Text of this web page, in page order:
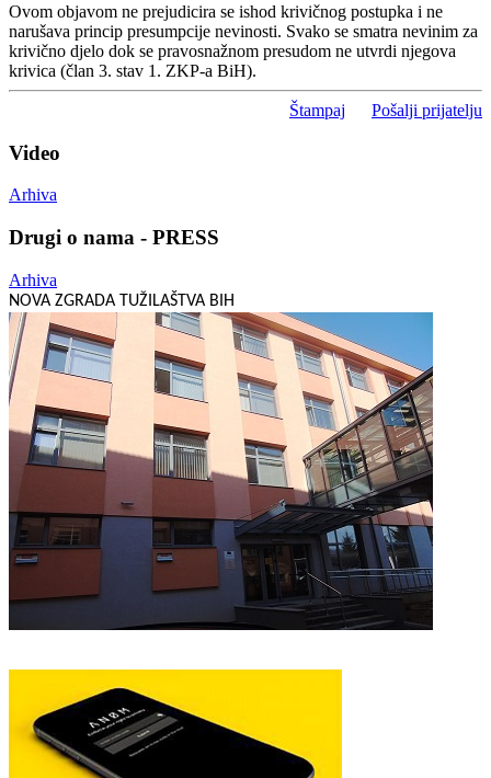
Ovom objavom ne prejudicira se ishod krivičnog postupka i ne
narušava princip presumpcije nevinosti. Svako se smatra nevinim za
krivično djelo dok se pravosnažnom presudom ne utvrdi njegova
krivica (član 3. stav 1. ZKP-a BiH).
Štampaj Pošalji prijatelju
Video
Arhiva
Drugi o nama - PRESS
Arhiva
NOVA ZGRADA TUŽILAŠTVA BIH